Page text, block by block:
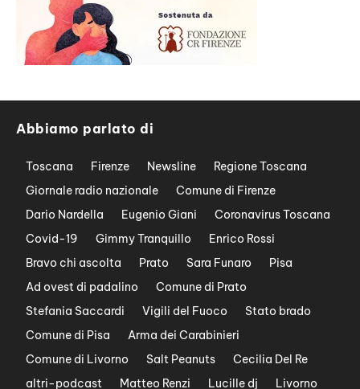
Abbiamo parlato di
Toscana Firenze Newsline
Regione Toscana
Giornale radio nazionale
Comune di Firenze
Dario Nardella
Eugenio Giani
Coronavirus Toscana
Covid-19
Gimmy Tranquillo
Enrico Rossi
Bravo chi ascolta
Prato Sara Funaro
Pisa
Ad ovest di padalino
Comune di Prato
Stefania Saccardi
Vigili del Fuoco
Stato brado
Comune di Pisa
Arma dei Carabinieri
Comune di Livorno
Salt Peanuts
Cecilia Del Re
altri-podcast
Matteo Renzi Lucille dj
Livorno